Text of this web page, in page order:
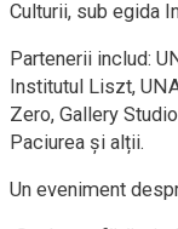
Culturii, sub egida
Partenerii includ:
Institutul Liszt,
Zero, Gallery
Paciurea și alții.
Un eveniment